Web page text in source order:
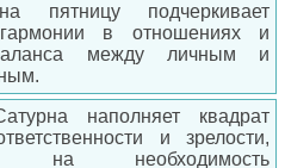
пятницу подчеркивает
в отношениях и
между личным и
наполняет квадрат
и зрелости,
на необходимость